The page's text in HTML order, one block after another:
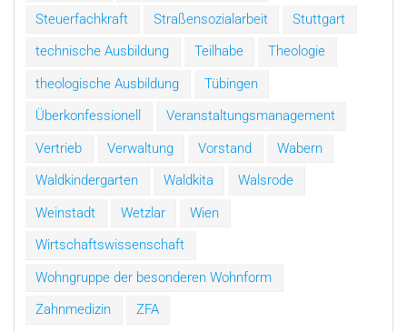
Steuerfachkraft
Straßensozialarbeit
Stuttgart
technische Ausbildung
Teilhabe
Theologie
theologische Ausbildung
Tübingen
Überkonfessionell
Veranstaltungsmanagement
Vertrieb
Verwaltung Vorstand
Wabern
Waldkindergarten
Waldkita
Walsrode
Weinstadt
Wetzlar
Wien
Wirtschaftswissenschaft
Wohngruppe der besonderen Wohnform
Zahnmedizin
ZFA